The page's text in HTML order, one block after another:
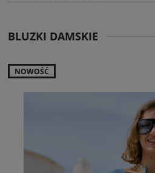
BLUZKI DAMSKIE
NOWOŚĆ